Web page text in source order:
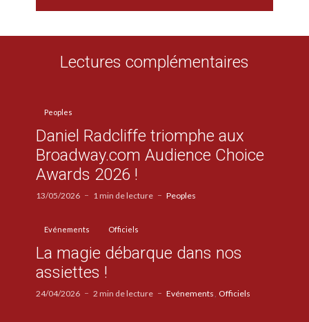
Lectures complémentaires
Peoples
Daniel Radcliffe triomphe aux
Broadway.com Audience Choice
Awards 2026 !
13/05/2026 1 min de lecture Peoples
Evénements Officiels
La magie débarque dans nos
assiettes !
24/04/2026 2 min de lecture Evénements Officiels